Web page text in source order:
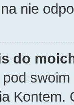
nie
do